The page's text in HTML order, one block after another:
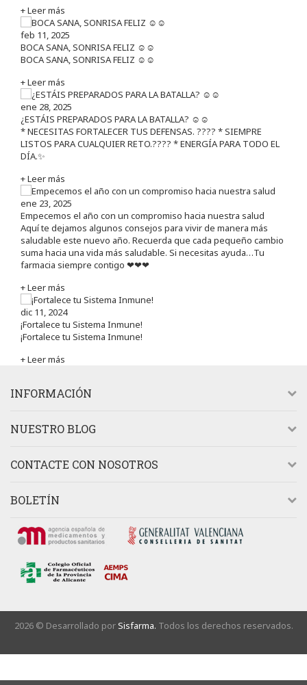
+ Leer más
feb 11, 2025
BOCA SANA, SONRISA FELIZ ☺️☺️
BOCA SANA, SONRISA FELIZ ☺️☺️
+ Leer más
ene 28, 2025
¿ESTÁIS PREPARADOS PARA LA BATALLA? ☺️☺️
* NECESITAS FORTALECER TUS DEFENSAS. ????️ * SIEMPRE
LISTOS PARA CUALQUIER RETO.???? * ENERGÍA PARA TODO EL
DÍA.✨
+ Leer más
ene 23, 2025
Empecemos el año con un compromiso hacia nuestra salud
Aquí te dejamos algunos consejos para vivir de manera más
saludable este nuevo año. Recuerda que cada pequeño cambio
suma hacia una vida más saludable. Si necesitas ayuda…Tu
farmacia siempre contigo ❤❤❤
+ Leer más
dic 11, 2024
¡Fortalece tu Sistema Inmune!
¡Fortalece tu Sistema Inmune!
+ Leer más
INFORMACIÓN
NUESTRO BLOG
CONTACTE CON NOSOTROS
BOLETÍN
2026 © Desarrollado porSisfarma. Todos los derechos reservados.